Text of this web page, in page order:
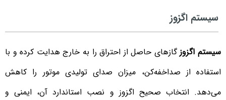
سیستم اگزوز
سیستم اگزوزگازهای حاصل از احتراق را به خارج هدایت کرده و با
استفاده از صداخفه‌کن، میزان صدای تولیدی موتور را کاهش
می‌دهد. انتخاب صحیح اگزوز و نصب استاندارد آن، ایمنی و